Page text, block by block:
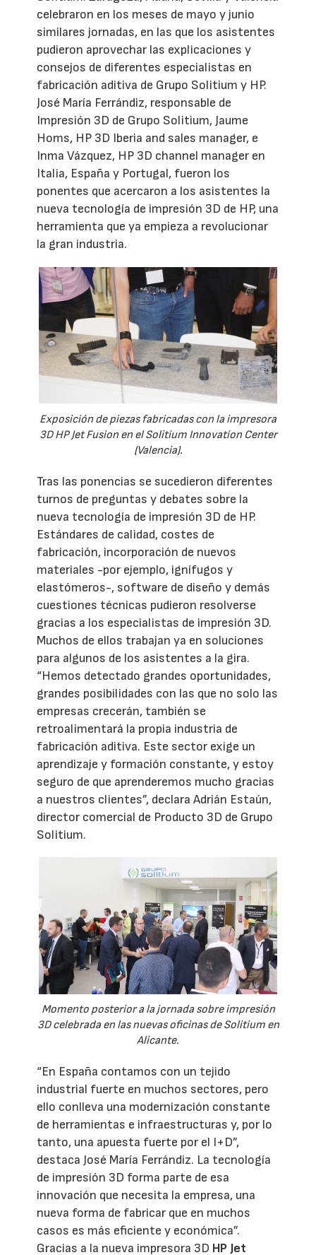
celebraron en los meses de mayo y junio
similares jornadas, en las que los asistentes
pudieron aprovechar las explicaciones y
consejos de diferentes especialistas en
fabricación aditiva de Grupo Solitium y HP.
José María Ferrándiz, responsable de
Impresión 3D de Grupo Solitium, Jaume
Homs, HP 3D Iberia and sales manager, e
Inma Vázquez, HP 3D channel manager en
Italia, España y Portugal, fueron los
ponentes que acercaron a los asistentes la
nueva tecnología de impresión 3D de HP, una
herramienta que ya empieza a revolucionar
la gran industria.
Exposición de piezas fabricadas con la impresora
3D HP Jet Fusion en el Solitium Innovation Center
(Valencia).
Tras las ponencias se sucedieron diferentes
turnos de preguntas y debates sobre la
nueva tecnología de impresión 3D de HP.
Estándares de calidad, costes de
fabricación, incorporación de nuevos
materiales -por ejemplo, ignífugos y
elastómeros-, software de diseño y demás
cuestiones técnicas pudieron resolverse
gracias a los especialistas de impresión 3D.
Muchos de ellos trabajan ya en soluciones
para algunos de los asistentes a la gira.
“Hemos detectado grandes oportunidades,
grandes posibilidades con las que no solo las
empresas crecerán, también se
retroalimentará la propia industria de
fabricación aditiva. Este sector exige un
aprendizaje y formación constante, y estoy
seguro de que aprenderemos mucho gracias
a nuestros clientes”, declara Adrián Estaún,
director comercial de Producto 3D de Grupo
Solitium.
Momento posterior a la jornada sobre impresión
3D celebrada en las nuevas oficinas de Solitium en
Alicante.
“En España contamos con un tejido
industrial fuerte en muchos sectores, pero
ello conlleva una modernización constante
de herramientas e infraestructuras y, por lo
tanto, una apuesta fuerte por el I+D”,
destaca José María Ferrándiz. La tecnología
de impresión 3D forma parte de esa
innovación que necesita la empresa, una
nueva forma de fabricar que en muchos
casos es más eficiente y económica”.
Gracias a la nueva impresora 3D HP Jet